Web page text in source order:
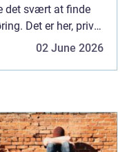
det svært at finde
Det er her, privat
02 June 2026